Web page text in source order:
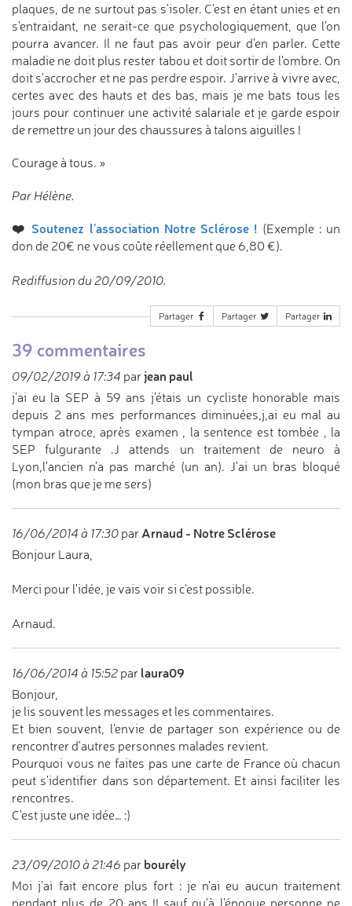
plaques, de ne surtout pas s'isoler. C'est en étant unies et en
s'entraidant, ne serait-ce que psychologiquement, que l'on
pourra avancer. Il ne faut pas avoir peur d'en parler. Cette
maladie ne doit plus rester tabou et doit sortir de l'ombre. On
doit s'accrocher et ne pas perdre espoir. J'arrive à vivre avec,
certes avec des hauts et des bas, mais je me bats tous les
jours pour continuer une activité salariale et je garde espoir
de remettre un jour des chaussures à talons aiguilles !
Courage à tous. »
Par Hélène.
❤️ Soutenez l'association Notre Sclérose ! (Exemple : un
don de 20€ ne vous coûte réellement que 6,80 €).
Rediffusion du 20/09/2010.
Partager Partager Partager
39 commentaires
09/02/2019 à 17:34 par jean paul
j'ai eu la SEP à 59 ans j'étais un cycliste honorable mais
depuis 2 ans mes performances diminuées,j,ai eu mal au
tympan atroce, après examen , la sentence est tombée , la
SEP fulgurante .J attends un traitement de neuro à
Lyon,l'ancien n'a pas marché (un an). J'ai un bras bloqué
(mon bras que je me sers)
16/06/2014 à 17:30 par Arnaud - Notre Sclérose
Bonjour Laura,
Merci pour l'idée, je vais voir si c'est possible.
Arnaud.
16/06/2014 à 15:52 par laura09
Bonjour,
je lis souvent les messages et les commentaires.
Et bien souvent, l'envie de partager son expérience ou de
rencontrer d'autres personnes malades revient.
Pourquoi vous ne faites pas une carte de France où chacun
peut s'identifier dans son département. Et ainsi faciliter les
rencontres.
C'est juste une idée… :)
23/09/2010 à 21:46 par bourély
Moi j'ai fait encore plus fort : je n'ai eu aucun traitement
pendant plus de 20 ans !! sauf qu'à l'époque personne ne